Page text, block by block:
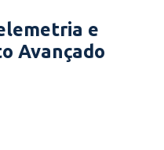
e
Avançado